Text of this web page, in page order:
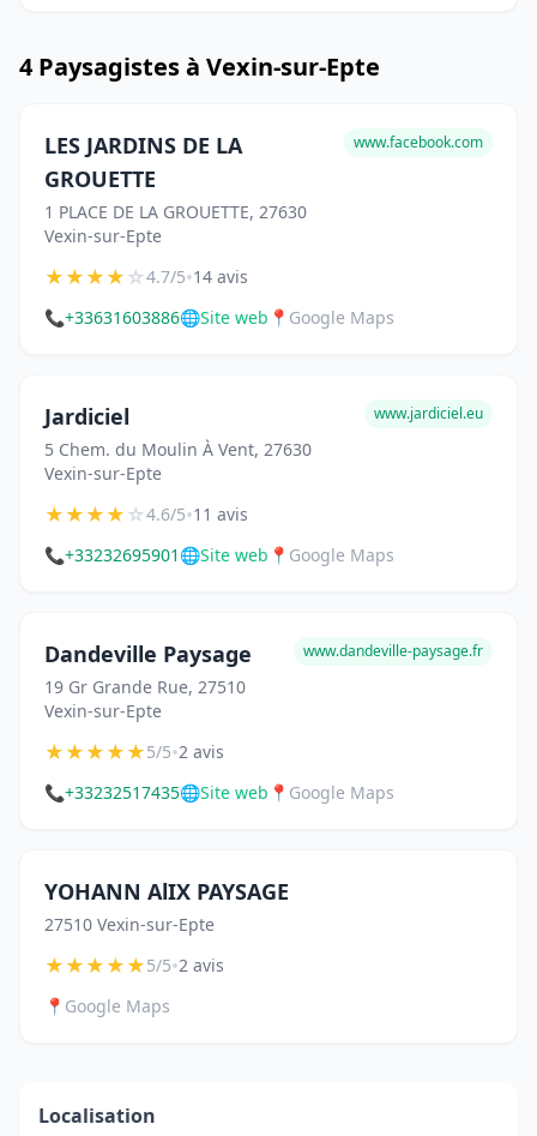
4 Paysagistes à Vexin-sur-Epte
LES JARDINS DE LA
GROUETTE
1 PLACE DE LA GROUETTE, 27630
Vexin-sur-Epte
www.facebook.com
★★★★☆4.7/5•14 avis
📞+33631603886🌐Site web 📍 Google Maps
Jardiciel
5 Chem. du Moulin À Vent, 27630
Vexin-sur-Epte
www.jardiciel.eu
★★★★☆4.6/5•11 avis
📞+33232695901 🌐Site web 📍 Google Maps
Dandeville Paysage
19 Gr Grande Rue, 27510
Vexin-sur-Epte
www.dandeville-paysage.fr
★★★★★5/5•2 avis
📞+33232517435🌐Site web 📍 Google Maps
YOHANN AlIX PAYSAGE
27510 Vexin-sur-Epte
★★★★★5/5•2 avis
📍 Google Maps
Localisation